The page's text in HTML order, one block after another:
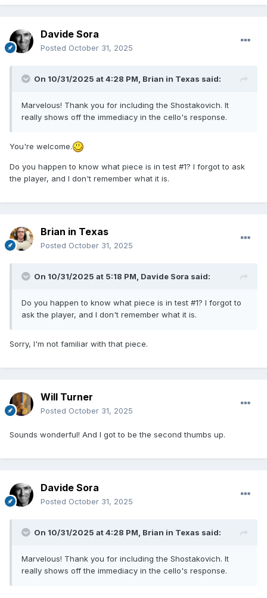
Davide Sora
Posted October 31, 2025
On 10/31/2025 at 4:28 PM, Brian in Texas said:
Marvelous! Thank you for including the Shostakovich. It
really shows off the immediacy in the cello's response.
You're welcome.
Do you happen to know what piece is in test #1? I forgot to ask
the player, and I don't remember what it is.
Brian in Texas
Posted October 31, 2025
On 10/31/2025 at 5:18 PM, Davide Sora said:
Do you happen to know what piece is in test #1? I forgot to
ask the player, and I don't remember what it is.
Sorry, I'm not familiar with that piece.
Will Turner
Posted October 31, 2025
Sounds wonderful! And I got to be the second thumbs up.
Davide Sora
Posted October 31, 2025
On 10/31/2025 at 4:28 PM, Brian in Texas said:
Marvelous! Thank you for including the Shostakovich. It
really shows off the immediacy in the cello's response.